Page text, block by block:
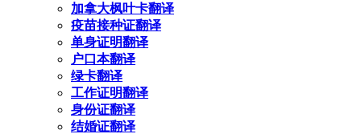
加拿大枫叶卡翻译
疫苗接种证翻译
单身证明翻译
户口本翻译
绿卡翻译
工作证明翻译
身份证翻译
结婚证翻译